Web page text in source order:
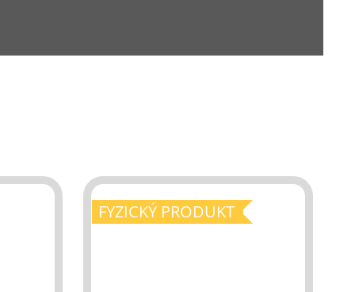
FYZICKÝ PRODUKT